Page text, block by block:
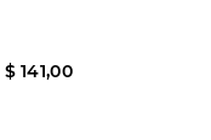
$ 141,00